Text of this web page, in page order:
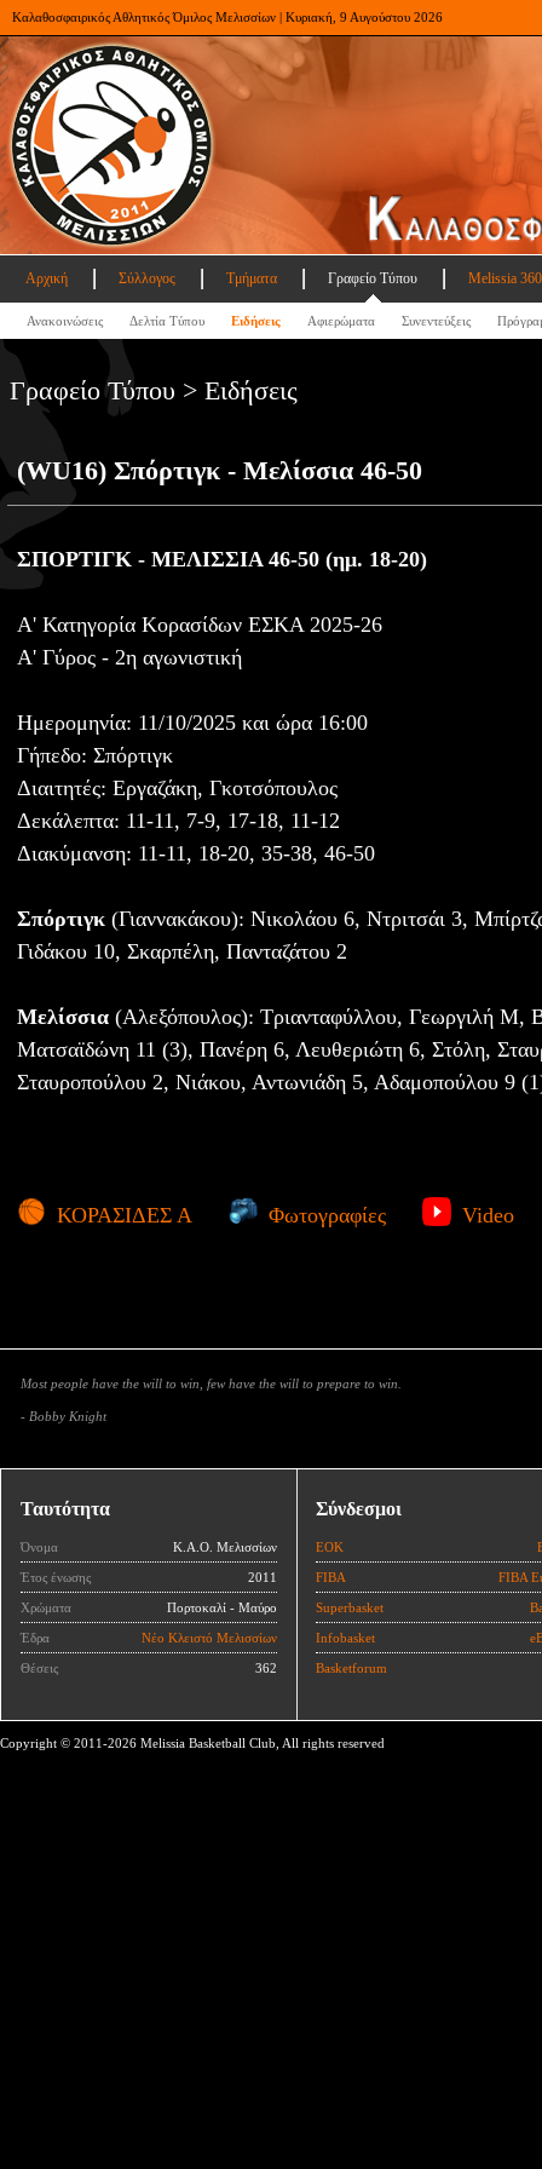
Καλαθοσφαιρικός Αθλητικός Όμιλος Μελισσίων | Κυριακή, 9 Αυγούστου 2026
Αρχική Σύλλογος Τμήματα Γραφείο Τύπου Melissia
Ανακοινώσεις Δελτία Τύπου Ειδήσεις Αφιερώματα Συνεντεύξεις
Γραφείο Τύπου > Ειδήσεις
(WU16) Σπόρτιγκ - Μελίσσια 46-50
ΣΠΟΡΤΙΓΚ - ΜΕΛΙΣΣΙΑ 46-50 (ημ. 18-20)
Α' Κατηγορία Κορασίδων ΕΣΚΑ 2025-26
Α' Γύρος - 2η αγωνιστική
Ημερομηνία: 11/10/2025 και ώρα 16:00
Γήπεδο: Σπόρτιγκ
Διαιτητές: Εργαζάκη, Γκοτσόπουλος
Δεκάλεπτα: 11-11, 7-9, 17-18, 11-12
Διακύμανση: 11-11, 18-20, 35-38, 46-50
Σπόρτιγκ (Γιαννακάκου): Νικολάου 6, Ντριτσάι 3,
Γιδάκου 10, Σκαρπέλη, Πανταζάτου 2
Μελίσσια (Αλεξόπουλος): Τριανταφύλλου, Γεωργιλή Μ,
Ματσαϊδώνη 11 (3), Πανέρη 6, Λευθεριώτη 6, Στόλη,
Σταυροπούλου 2, Νιάκου, Αντωνιάδη 5, Αδαμοπούλου 9
ΚΟΡΑΣΙΔΕΣ Α Φωτογραφίες Video
Most people have the will to win, few have the will to prepare to win.
- Bobby Knight
Ταυτότητα
Όνομα Κ.Α.Ο. Μελισσίων
Έτος ένωσης 2011
Χρώματα Πορτοκαλί - Μαύρο
Έδρα Νέο Κλειστό Μελισσίων
Θέσεις 362
Σύνδεσμοι
ΕΟΚ
FIBA FIBA
Superbasket
Infobasket
Basketforum
Copyright © 2011-2026 Melissia Basketball Club, All rights reserved